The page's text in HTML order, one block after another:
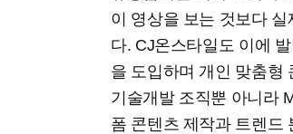
이 영상을 보는 것보다
다. CJ온스타일도 이에
을 도입하며 개인 맞춤형
기술개발 조직뿐 아니라
폼 콘텐츠 제작과 트렌드